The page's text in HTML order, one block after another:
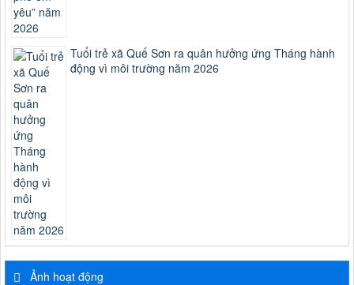
Tuổi trẻ xã Quế Sơn ra quân hưởng ứng Tháng hành
động vì môi trường năm 2026
Ảnh hoạt động